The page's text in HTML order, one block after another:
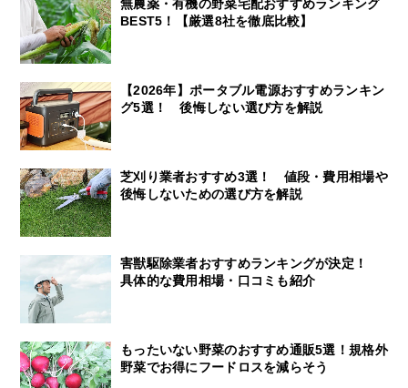
無農薬・有機の野菜宅配おすすめランキング
BEST5！【厳選8社を徹底比較】
【2026年】ポータブル電源おすすめランキン
グ5選！ 後悔しない選び方を解説
芝刈り業者おすすめ3選！ 値段・費用相場や
後悔しないための選び方を解説
害獣駆除業者おすすめランキングが決定！
具体的な費用相場・口コミも紹介
もったいない野菜のおすすめ通販5選！規格外
野菜でお得にフードロスを減らそう